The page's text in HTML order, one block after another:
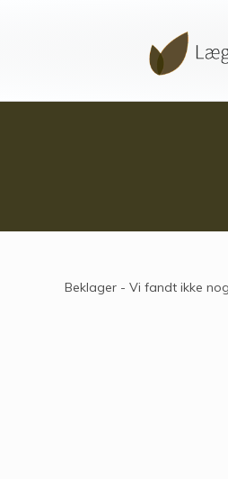
Beklager - Vi fandt ikke